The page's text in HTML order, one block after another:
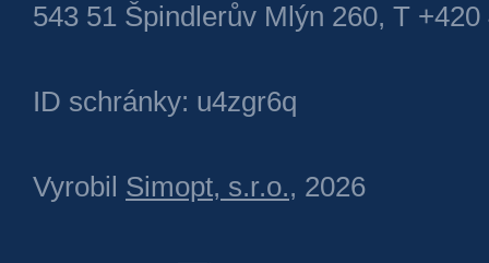
543 51 Špindlerův Mlýn 260, T +420
ID schránky: u4zgr6q
Vyrobil Simopt, s.r.o., 2026